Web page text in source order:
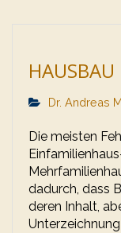
HAUSBAU
Dr. Andreas
Die meisten
dadurch, dass
deren Inhalt,